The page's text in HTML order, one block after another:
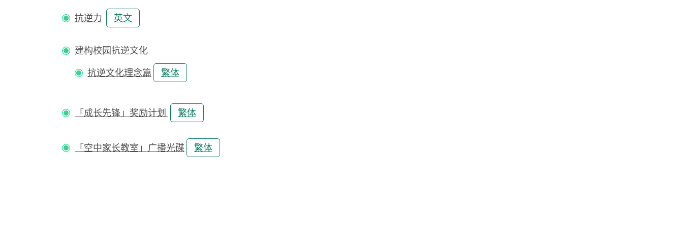
抗逆力 英文
建构校园抗逆文化
抗逆文化理念篇
繁体
「成长先锋」奖励计划 繁体
「空中家长教室」广播光碟 繁体